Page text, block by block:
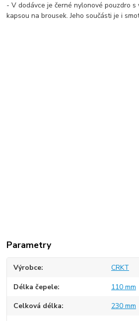
- V dodávce je černé nylonové pouzdro s
kapsou na brousek. Jeho součásti je i
Parametry
Výrobce CRKT
Délka čepele 110 mm
Celková délka 230 mm